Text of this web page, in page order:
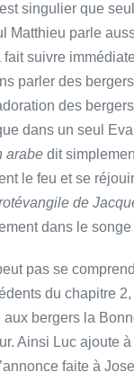
singulier que
Matthieu parle
suivre
parler des
des
dans un seul
arabe dit
le feu et se
de
dans le
pas se
du chapitre 2,
bergers la
Ainsi Luc ajoute
faite à